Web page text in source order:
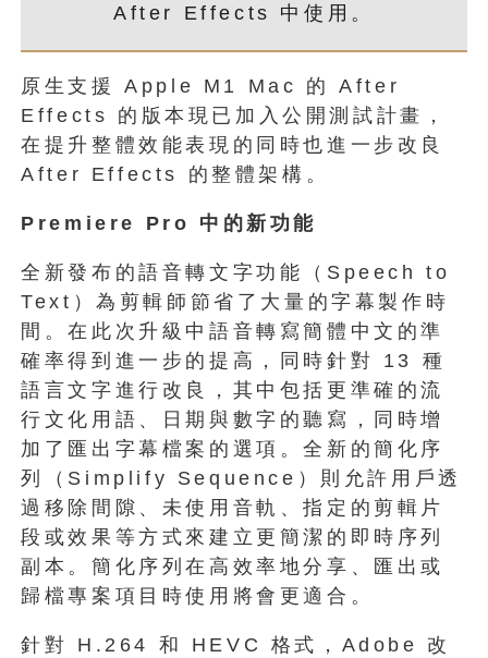
After Effects 中使用。
原生支援 Apple M1 Mac 的 After
Effects 的版本現已加入公開測試計畫，
在提升整體效能表現的同時也進一步改良
After Effects 的整體架構。
Premiere Pro 中的新功能
全新發布的語音轉文字功能（Speech to
Text）為剪輯師節省了大量的字幕製作時
間。在此次升級中語音轉寫簡體中文的準
確率得到進一步的提高，同時針對 13 種
語言文字進行改良，其中包括更準確的流
行文化用語、日期與數字的聽寫，同時增
加了匯出字幕檔案的選項。全新的簡化序
列（Simplify Sequence）則允許用戶透
過移除間隙、未使用音軌、指定的剪輯片
段或效果等方式來建立更簡潔的即時序列
副本。簡化序列在高效率地分享、匯出或
歸檔專案項目時使用將會更適合。
針對 H.264 和 HEVC 格式，Adobe 改